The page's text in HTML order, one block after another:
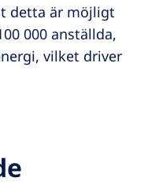
detta är möjligt
000 anställda,
vilket driver